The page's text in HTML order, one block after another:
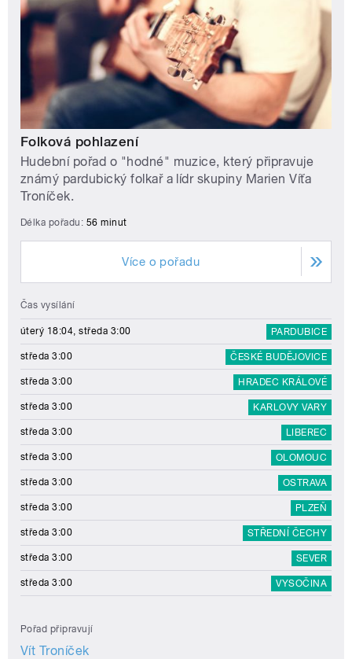
Folková pohlazení
Hudební pořad o "hodné" muzice, který připravuje
známý pardubický folkař a lídr skupiny Marien Víťa
Troníček.
Délka pořadu: 56 minut
Více o pořadu
Čas vysílání
úterý 18:04, středa 3:00 PARDUBICE
středa 3:00 ČESKÉ BUDĚJOVICE
středa 3:00 HRADEC KRÁLOVÉ
středa 3:00 KARLOVY VARY
středa 3:00 LIBEREC
středa 3:00 OLOMOUC
středa 3:00 OSTRAVA
středa 3:00 PLZEŇ
středa 3:00 STŘEDNÍ ČECHY
středa 3:00 SEVER
středa 3:00 VYSOČINA
Pořad připravují
Vít Troníček